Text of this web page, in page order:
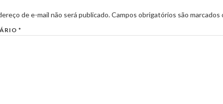
de e-mail não será publicado.Campos obrigatórios são marcados
*